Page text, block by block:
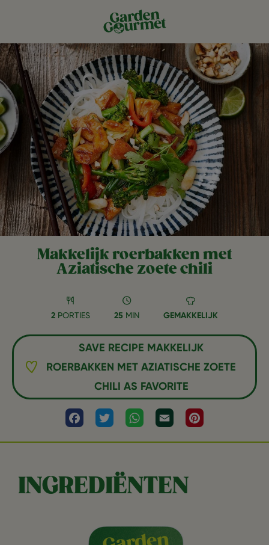
Makkelijk roerbakken met
Aziatische zoete chili
2 PORTIES 25 MIN GEMAKKELIJK
SAVE RECIPE MAKKELIJK
ROERBAKKEN MET AZIATISCHE ZOETE
CHILI AS FAVORITE
FacebookTwitter WhatsAppEmail
INGREDIËNTEN